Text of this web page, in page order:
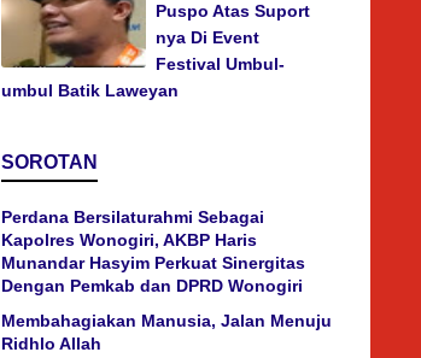
Puspo Atas Suport
nya Di Event
Festival Umbul-
umbul Batik Laweyan
SOROTAN
Perdana Bersilaturahmi Sebagai
Kapolres Wonogiri, AKBP Haris
Munandar Hasyim Perkuat Sinergitas
Dengan Pemkab dan DPRD Wonogiri
Membahagiakan Manusia, Jalan Menuju
Ridhlo Allah